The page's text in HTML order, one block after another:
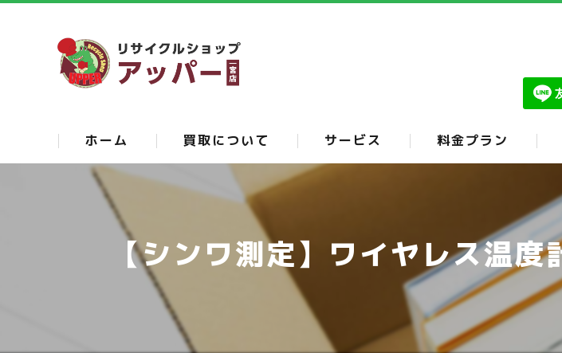
ホーム 買取について
店頭買取について
出張買取について
宅配買取について
サービス 料金プラン
【シンワ測定】ワイヤレス温